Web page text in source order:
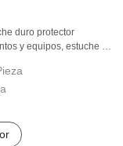
duro protector
y equipos, estuche de